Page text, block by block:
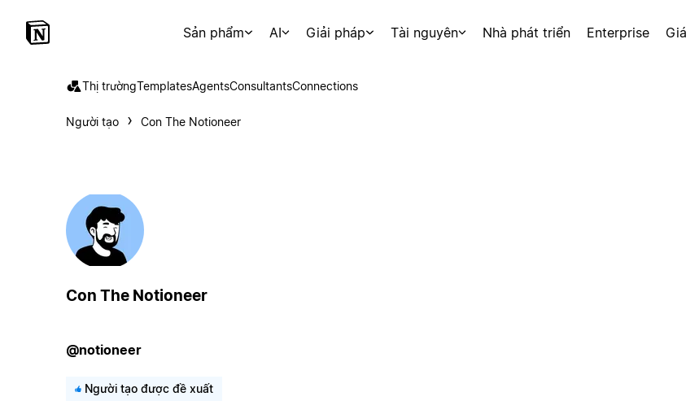
Sản phẩm AI Giải pháp Tài nguyên Nhà phát triển Enterprise Giá
Thị trườngTemplatesAgentsConsultantsConnections
Người tạo Con The Notioneer
Con The Notioneer
@notioneer
Người tạo được đề xuất